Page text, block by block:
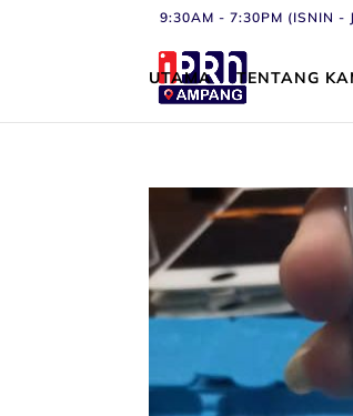
9:30AM - 7:30PM (ISNIN -
UTAMA TENTANG